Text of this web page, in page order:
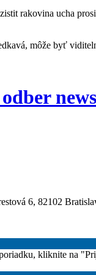
rakovina ucha
môže byť
6, 82102
kliknite na